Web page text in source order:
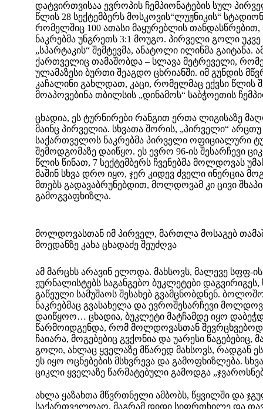
დატვირთვისაა ევროპის ჩემპიონატების სულ
წლის 28 სექტემბერს მოსკოვის“ლუჟნიკის“
რომელშიც 100 ათასი მაყურებლის თანდასწრებით,
ნაკრებმა უნგრეთს 3:1 მოუგო. პირველი გოლი უკვე
„სპარტაკის“ შემტევმა, ანატოლი ილინმა გაიტანა.
ქართველიც თამაშობდა – სლავა მეტრეველი,
ულამაზესი ბურთი შეაგდო ცხრიანში. იმ გუნდის
კაჩალინი გახლდათ, კაცი, რომელმაც ექვსი წლის
მოაპოვებინა თბილსის „დინამოს“ საბჭოეთის
ცხადია, ეს ტურნირები რანგით ერთა ლიგისაზე
მაინც პირველია. სხვათა შორის, „პირველი“
საქართველოს ნაკრებმა პირველი ოფიციალური
შემოდგომაზე დაიწყო. ეს ევრო 96-ის შესარჩევი
წლის წინათ, 7 სექტემბერს ჩვენებმა მოლდოვას
მაშინ სხვა დრო იყო, ჯერ კიდევ ძველი ინერცია
მთებს გადავაბრუნებდით, მოლდოვამ კი ცივი
გამოგვაფხიზლა.
მოლდოვასთან იმ პირველ, მართლა მოსაგებ
მოედანზე კახა ცხადაძე შეუძღვა
ამ მარცხს არავინ ელოდა. მახსოვს, მალევე სფფ-
ჟურნალისტებს საგანგებო ბუკლეტები
გაწეული სამუშაოს შესახებ გვამცნობდნენ.
ნაკრებმაც გვასახელა და ევროშესარჩევი
დაიწყოო… ცხადია, ბუკლეტი მატჩამდე იყო
წარმოიდგენდა, რომ მოლდოვასთან
ჩაიარა, მოგებებიც გვქონია და უარესი
გოლი, ახლაც ყველაზე მწარედ მახსოვს, რადგან
ეს იყო ოცნებების მსხვრევა და გამოფხიზლება.
ციკლი ყველაზე წარმატებული გამოდგა
ახლა ყაზახთა მწვრთნელი ამბობს, წყვილში და
საქართველოაო, მაგრამ დიდი სიფრთხილე და